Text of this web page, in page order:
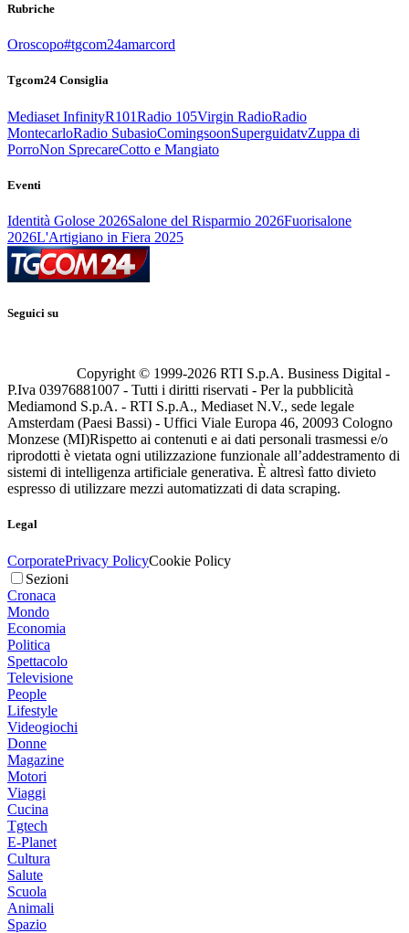
Rubriche
Oroscopo#tgcom24amarcord
Tgcom24 Consiglia
Mediaset InfinityR101Radio 105Virgin RadioRadio
MontecarloRadio SubasioComingsoonSuperguidatvZuppa di
PorroNon SprecareCotto e Mangiato
Eventi
Identità Golose 2026Salone del Risparmio 2026Fuorisalone
2026L'Artigiano in Fiera 2025
Seguici su
Copyright © 1999-2026 RTI S.p.A. Business Digital -
P.Iva 03976881007 - Tutti i diritti riservati - Per la pubblicità
Mediamond S.p.A. - RTI S.p.A., Mediaset N.V., sede legale
Amsterdam (Paesi Bassi) - Uffici Viale Europa 46, 20093 Cologno
Monzese (MI)Rispetto ai contenuti e ai dati personali trasmessi e/o
riprodotti è vietata ogni utilizzazione funzionale all’addestramento di
sistemi di intelligenza artificiale generativa. È altresì fatto divieto
espresso di utilizzare mezzi automatizzati di data scraping.
Legal
CorporatePrivacy PolicyCookie Policy
Sezioni
Cronaca
Mondo
Economia
Politica
Spettacolo
Televisione
People
Lifestyle
Videogiochi
Donne
Magazine
Motori
Viaggi
Cucina
Tgtech
E-Planet
Cultura
Salute
Scuola
Animali
Spazio